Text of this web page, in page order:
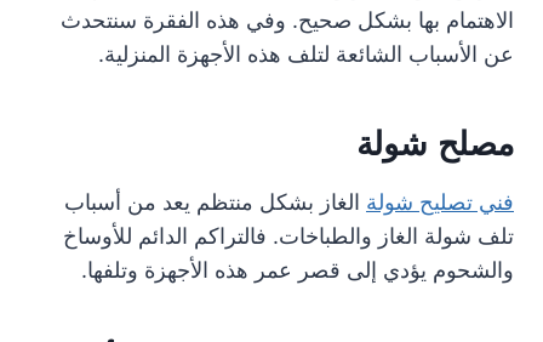
الاهتمام بها بشكل صحيح. وفي هذه الفقرة سنتحدث
عن الأسباب الشائعة لتلف هذه الأجهزة المنزلية.
مصلح شولة
فني تصليح شولة الغاز بشكل منتظم يعد من أسباب
تلف شولة الغاز والطباخات. فالتراكم الدائم للأوساخ
والشحوم يؤدي إلى قصر عمر هذه الأجهزة وتلفها.